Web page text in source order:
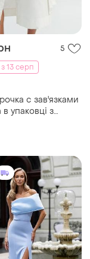
5
13 серп
с зав'язками
упаковці з